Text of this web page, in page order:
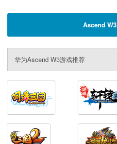
Ascend W3
华为Ascend W3游戏推荐